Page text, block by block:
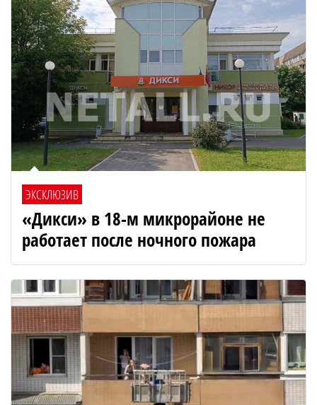
ЭКСКЛЮЗИВ
«Дикси» в 18-м микрорайоне не
работает после ночного пожара